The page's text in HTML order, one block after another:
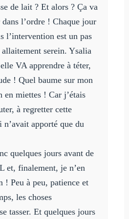
de lait ? Et alors ? Ça va
l’ordre ! Chaque jour
l’intervention est un pas
serein. Ysalia
VA apprendre à téter,
! Quel baume sur mon
en miettes ! Car j’étais
à regretter cette
apporté que du
quelques jours avant de
et, finalement, je n’en
! Peu à peu, patience et
les choses
tasser. Et quelques jours